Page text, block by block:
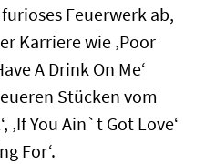
Feuerwerk ab,
Karriere wie ‚Poor
A Drink On Me‘
Stücken vom
‚If You Ain`t Got Love‘
For‘.